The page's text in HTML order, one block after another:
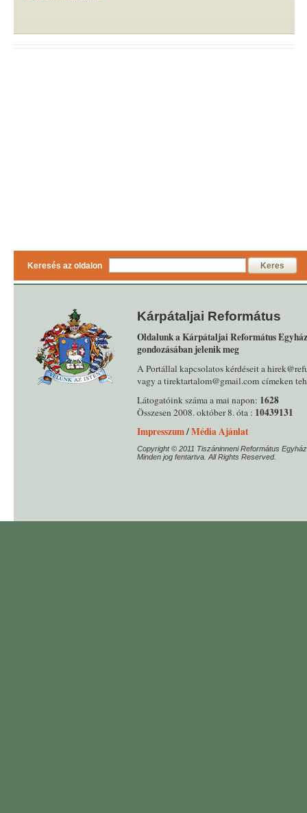
Keresés az oldalon Keres
Kárpátaljai Református
Oldalunk a Kárpátaljai Református
gondozásában jelenik meg
A Portállal kapcsolatos kérdéseit a
vagy a tirektartalom@gmail.com címeken
Látogatóink száma a mai napon: 1628
Összesen 2008. október 8. óta : 10439131
Impresszum/Média Ajánlat
Copyright © 2011 Tiszáninneni Református
Minden jog fentartva. All Rights Reserved.